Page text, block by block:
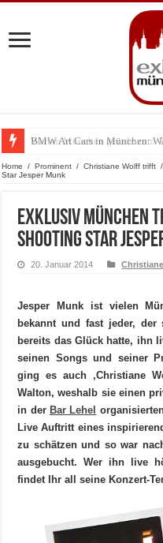
BMW Art Cars in München:
Home / Prominent / Christiane Wolff trifft /
Star Jesper Munk
Exklusiv München
Shooting Star
20. Januar 2014
Jesper Munk ist vielen
bekannt und fast jeder,
bereits das Glück hatte, ihn
seinen Songs und seiner
ging es auch ‚Christiane
Walton, weshalb sie einen
in der Bar Lehel
Live Auftritt eines
zu schätzen und so war
ausgebucht. Wer ihn live
findet Ihr all seine Konzert-